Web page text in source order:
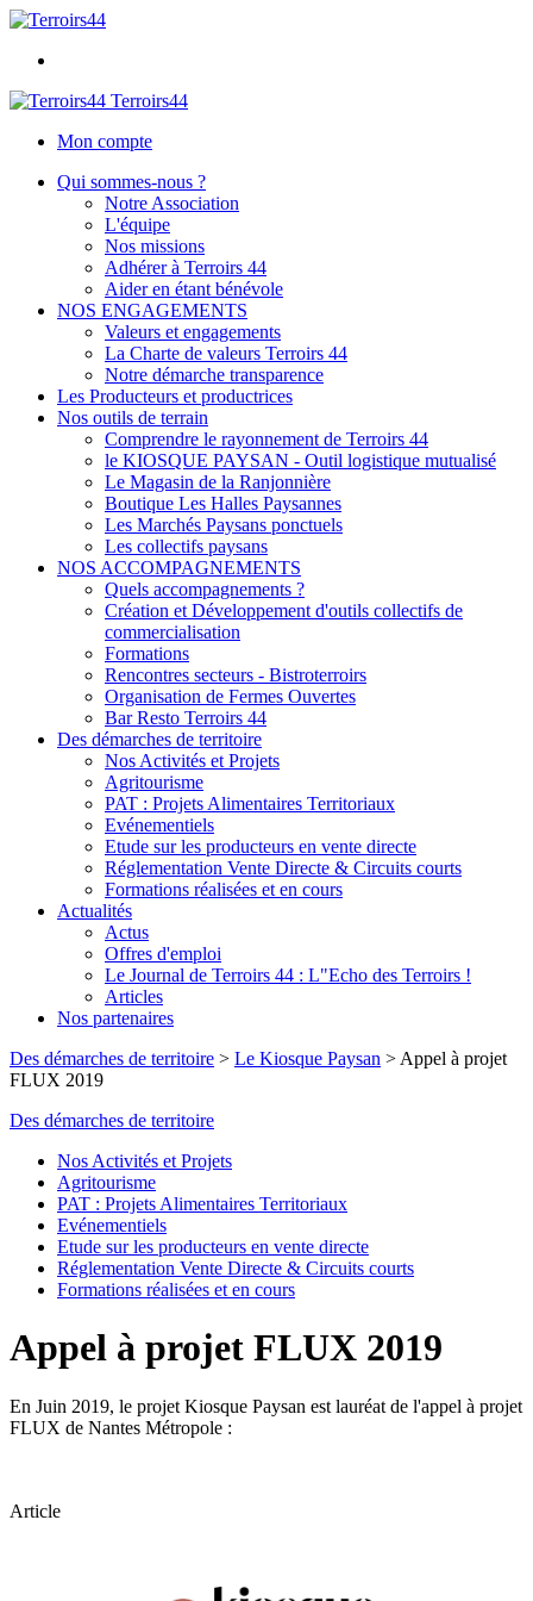
Terroirs44
Mon compte
Qui sommes-nous ?
Notre Association
L'équipe
Nos missions
Adhérer à Terroirs 44
Aider en étant bénévole
NOS ENGAGEMENTS
Valeurs et engagements
La Charte de valeurs Terroirs 44
Notre démarche transparence
Les Producteurs et productrices
Nos outils de terrain
Comprendre le rayonnement de Terroirs 44
le KIOSQUE PAYSAN - Outil logistique mutualisé
Le Magasin de la Ranjonnière
Boutique Les Halles Paysannes
Les Marchés Paysans ponctuels
Les collectifs paysans
NOS ACCOMPAGNEMENTS
Quels accompagnements ?
Création et Développement d'outils collectifs de
commercialisation
Formations
Rencontres secteurs - Bistroterroirs
Organisation de Fermes Ouvertes
Bar Resto Terroirs 44
Des démarches de territoire
Nos Activités et Projets
Agritourisme
PAT : Projets Alimentaires Territoriaux
Evénementiels
Etude sur les producteurs en vente directe
Réglementation Vente Directe & Circuits courts
Formations réalisées et en cours
Actualités
Actus
Offres d'emploi
Le Journal de Terroirs 44 : L"Echo des Terroirs !
Articles
Nos partenaires
Des démarches de territoire > Le Kiosque Paysan > Appel à projet
FLUX 2019
Des démarches de territoire
Nos Activités et Projets
Agritourisme
PAT : Projets Alimentaires Territoriaux
Evénementiels
Etude sur les producteurs en vente directe
Réglementation Vente Directe & Circuits courts
Formations réalisées et en cours
Appel à projet FLUX 2019
En Juin 2019, le projet Kiosque Paysan est lauréat de l'appel à projet
FLUX de Nantes Métropole :
Article